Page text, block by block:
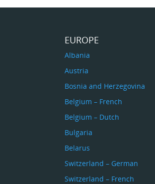
EUROPE
Albania
Austria
Bosnia and Herzegovina
Belgium – French
Belgium – Dutch
Bulgaria
Belarus
Switzerland – German
Switzerland – French